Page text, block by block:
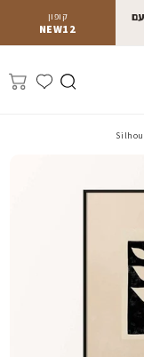
קופון
NEW12